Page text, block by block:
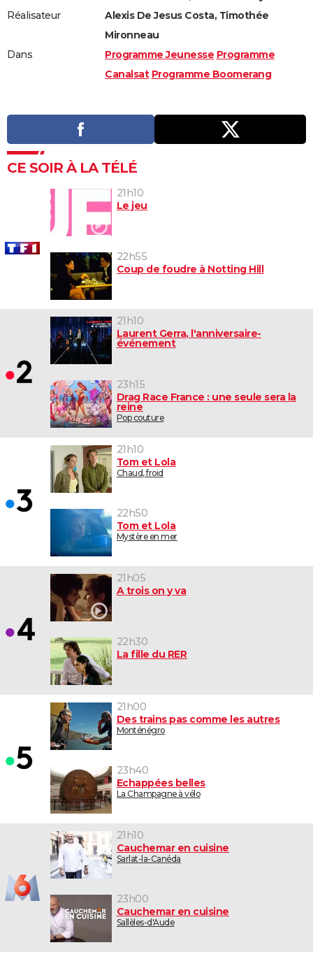
Réalisateur
Alexis De Jesus Costa, Timothée
Mironneau
Dans
Programme Jeunesse Programme
Canalsat Programme Boomerang
CE SOIR À LA TÉLÉ
21h10
Le jeu
22h55
Coup de foudre à Notting Hill
21h10
Laurent Gerra, l'anniversaire-
événement
23h15
Drag Race France : une seule sera la
reine
Pop couture
21h10
Tom et Lola
Chaud, froid
22h50
Tom et Lola
Mystère en mer
21h05
A trois on y va
22h30
La fille du RER
21h00
Des trains pas comme les autres
Monténégro
23h40
Echappées belles
La Champagne à vélo
21h10
Cauchemar en cuisine
Sarlat-la-Canéda
23h00
Cauchemar en cuisine
Sallèles-d'Aude